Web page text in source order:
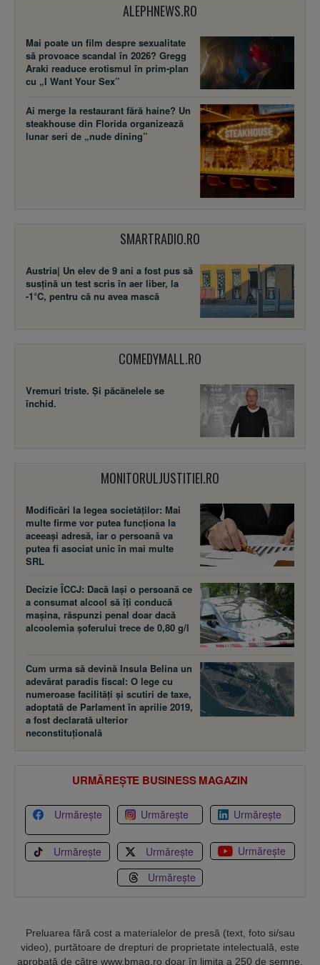
ALEPHNEWS.RO
Mai poate un film despre sexualitate
să provoace scandal în 2026? Gregg
Araki readuce erotismul în prim-plan
cu „I Want Your Sex”
Ai merge la restaurant fără haine? Un
steakhouse din Florida organizează
lunar seri de „nude dining”
SMARTRADIO.RO
Austria| Un elev de 9 ani a fost pus să
susţină un test scris în aer liber, la
-1°C, pentru că nu avea mască
COMEDYMALL.RO
Vremuri triste. Şi păcănelele se
închid.
MONITORULJUSTITIEI.RO
Modificări la legea societăţilor: Mai
multe firme vor putea funcţiona la
aceeaşi adresă, iar o persoană va
putea fi asociat unic în mai multe
SRL
Decizie ÎCCJ: Dacă laşi o persoană ce
a consumat alcool să îţi conducă
maşina, răspunzi penal doar dacă
alcoolemia şoferului trece de 0,80 g/l
Cum urma să devină Insula Belina un
adevărat paradis fiscal: O lege cu
numeroase facilităţi şi scutiri de taxe,
adoptată de Parlament în aprilie 2019,
a fost declarată ulterior
neconstituţională
URMĂREȘTE BUSINESS MAGAZIN
Urmărește Urmărește Urmărește
Urmărește Urmărește
Urmărește
Urmărește
Preluarea fără cost a materialelor de presă (text, foto si/sau
video), purtătoare de drepturi de proprietate intelectuală, este
aprobată de către www.bmag.ro doar în limita a 250 de semne.